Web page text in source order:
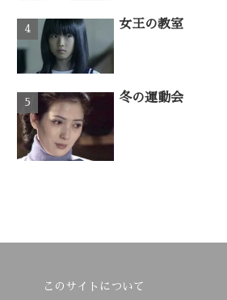
女王の教室
冬の運動会
このサイトについて